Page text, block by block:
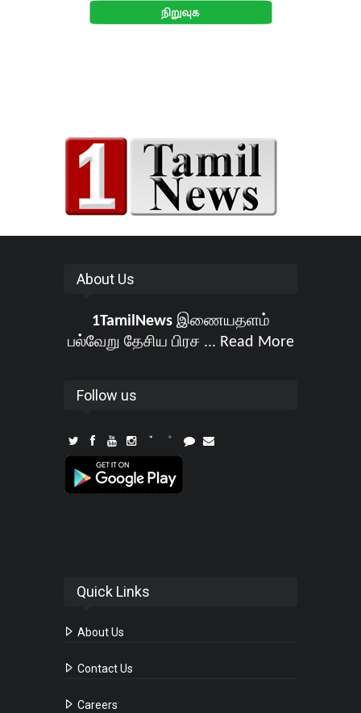
About Us
1TamilNewsஇணையதளம்
பல்வேறு தேசிய பிரச ... Read More
Follow us
Quick Links
About Us
Contact Us
Careers